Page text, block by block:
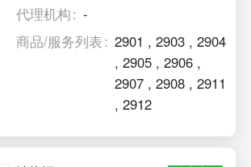
代理机构
-
商品/服务列表
2901 ,2903 ,2904
,2905 ,2906 ,
2907 ,2908 ,2911
,2912